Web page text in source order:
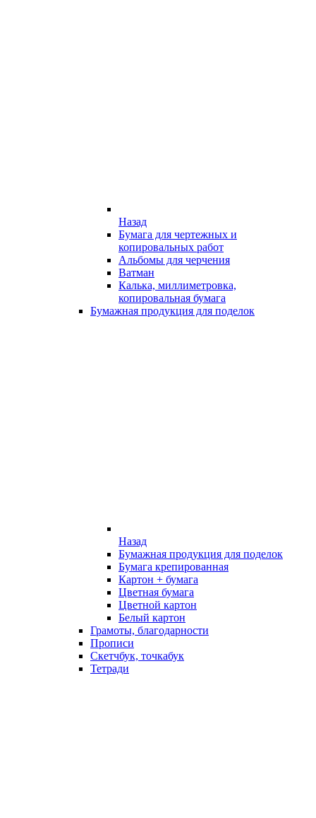
Назад
Бумага для чертежных и
копировальных работ
Альбомы для черчения
Ватман
Калька, миллиметровка,
копировальная бумага
Бумажная продукция для поделок
Назад
Бумажная продукция для поделок
Бумага крепированная
Картон + бумага
Цветная бумага
Цветной картон
Белый картон
Грамоты, благодарности
Прописи
Скетчбук, точкабук
Тетради